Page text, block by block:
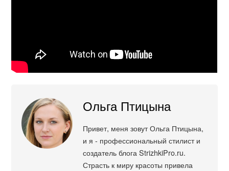
Ольга Птицына
Привет, меня зовут Ольга Птицына,
и я - профессиональный стилист и
создатель блога StrizhkiPro.ru.
Страсть к миру красоты привела